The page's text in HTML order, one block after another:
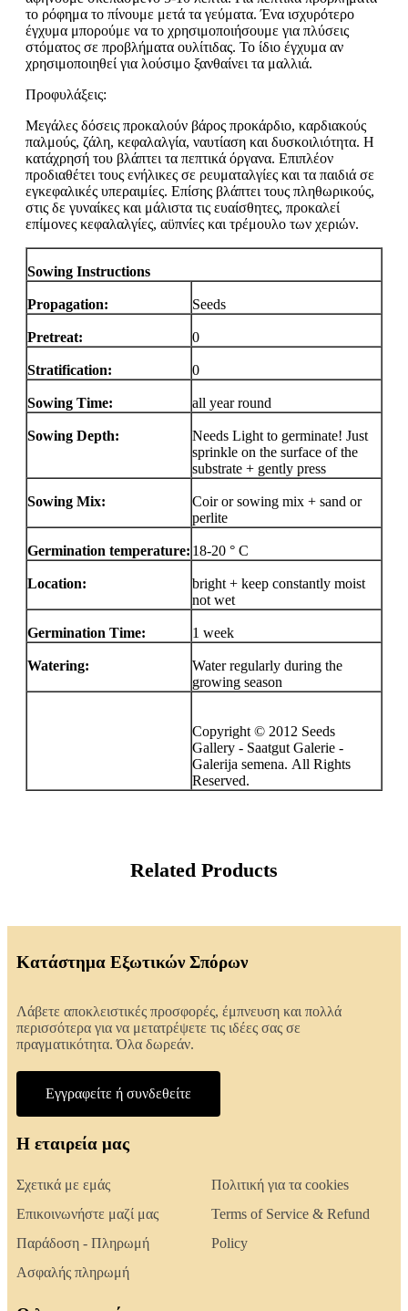
το ρόφημα το πίνουμε μετά τα γεύματα. Ένα ισχυρότερο
έγχυμα μπορούμε να το χρησιμοποιήσουμε για πλύσεις
στόματος σε προβλήματα ουλίτιδας. Το ίδιο έγχυμα αν
χρησιμοποιηθεί για λούσιμο ξανθαίνει τα μαλλιά.
Προφυλάξεις:
Μεγάλες δόσεις προκαλούν βάρος προκάρδιο, καρδιακούς
παλμούς, ζάλη, κεφαλαλγία, ναυτίαση και δυσκοιλιότητα. Η
κατάχρησή του βλάπτει τα πεπτικά όργανα. Επιπλέον
προδιαθέτει τους ενήλικες σε ρευματαλγίες και τα παιδιά σε
εγκεφαλικές υπεραιμίες. Επίσης βλάπτει τους πληθωρικούς,
στις δε γυναίκες και μάλιστα τις ευαίσθητες, προκαλεί
επίμονες κεφαλαλγίες, αϋπνίες και τρέμουλο των χεριών.
Sowing Instructions
Propagation: Seeds
Pretreat: 0
Stratification: 0
Sowing Time: all year round
Sowing Depth:
Needs Light to germinate! Just
sprinkle on the surface of the
substrate + gently press
Sowing Mix:
Coir or sowing mix + sand or
perlite
Germination temperature: 18-20 ° C
Location:
bright + keep constantly moist
not wet
Germination Time: 1 week
Watering:
Water regularly during the
growing season
Copyright © 2012 Seeds
Gallery - Saatgut Galerie -
Galerija semena. All Rights
Reserved.
Related Products
Κατάστημα Εξωτικών Σπόρων
Λάβετε αποκλειστικές προσφορές, έμπνευση και πολλά
περισσότερα για να μετατρέψετε τις ιδέες σας σε
πραγματικότητα. Όλα δωρεάν.
Εγγραφείτε ή συνδεθείτε
Η εταιρεία μας
Σχετικά με εμάς
Επικοινωνήστε μαζί μας
Παράδοση - Πληρωμή
Ασφαλής πληρωμή
Πολιτική για τα cookies
Terms of Service & Refund
Policy